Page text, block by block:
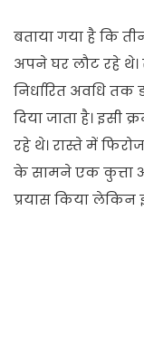
बताया गया है कि
अपने घर लौट रहे थे।
निर्धारित अवधि
दिया जाता है। इसी
रहे थे। रास्ते में
के सामने एक कुत्ता
प्रयास किया लेकिन